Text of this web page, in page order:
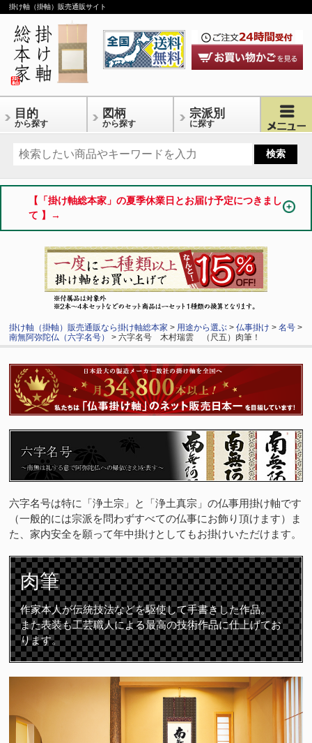
掛け軸（掛軸）販売通販サイト
目的
から探す
図柄
から探す
宗派別
に探す
【「掛け軸総本家」の夏季休業日とお届け予定につきまし
て 】→
掛け軸（掛軸）販売通販なら掛け軸総本家 > 用途から選ぶ >仏事掛け >名号 >
南無阿弥陀仏（六字名号）
> 六字名号 木村瑞雲 （尺五）肉筆！
六字名号は特に「浄土宗」と「浄土真宗」の仏事用掛け軸です
（一般的には宗派を問わずすべての仏事にお飾り頂けます）ま
た、家内安全を願って年中掛けとしてもお掛けいただけます。
肉筆
作家本人が伝統技法などを駆使して手書きした作品。
また表装も工芸職人による最高の技術作品に仕上げてお
ります。